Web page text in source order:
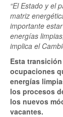
“El Estado y el
matriz
importante
energías
implica el
Esta
ocupaciones
energías
los procesos
los nuevos
vacantes.